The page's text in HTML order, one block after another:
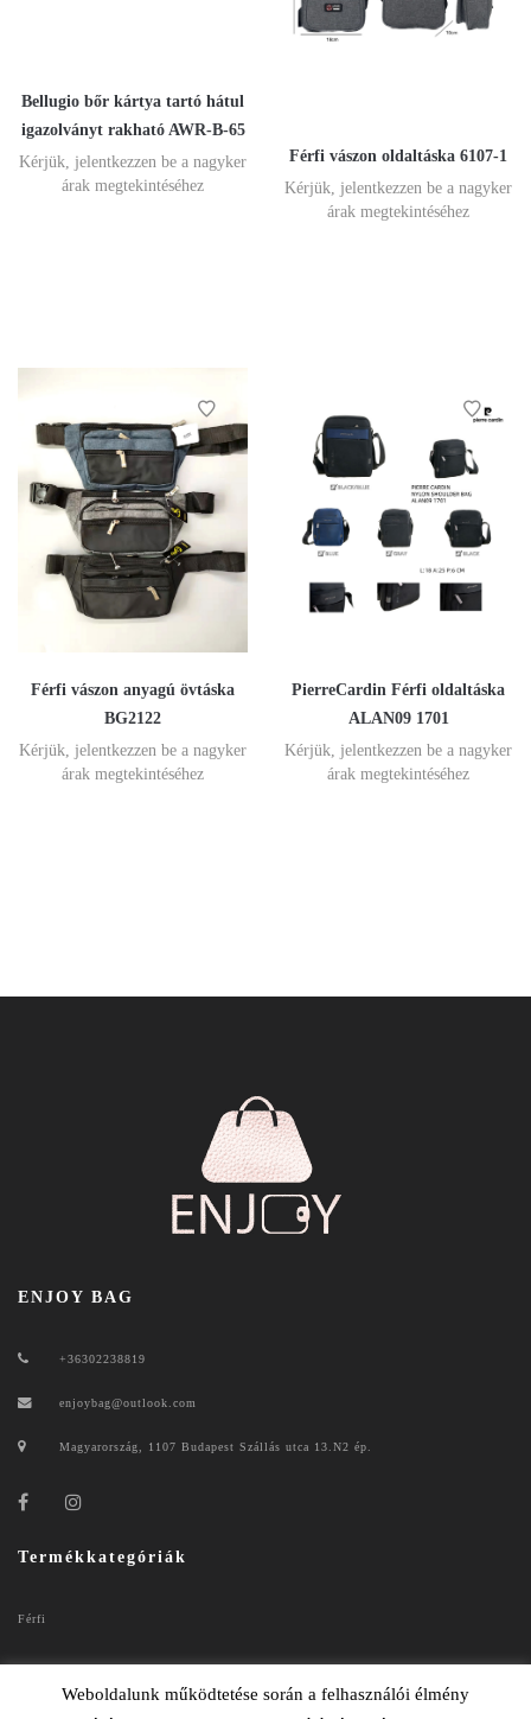
Bellugio bőr kártya tartó hátul
igazolványt rakható AWR-B-65
Kérjük, jelentkezzen be a nagyker
árak megtekintéséhez
Férfi vászon oldaltáska 6107-1
Kérjük, jelentkezzen be a nagyker
árak megtekintéséhez
Férfi vászon anyagú övtáska
BG2122
Kérjük, jelentkezzen be a nagyker
árak megtekintéséhez
PierreCardin Férfi oldaltáska
ALAN09 1701
Kérjük, jelentkezzen be a nagyker
árak megtekintéséhez
ENJOY BAG
+36302238819
enjoybag@outlook.com
Magyarország, 1107 Budapest Szállás utca 13.N2 ép.
Termékkategóriák
Férfi
Weboldalunk működtetése során a felhasználói élmény